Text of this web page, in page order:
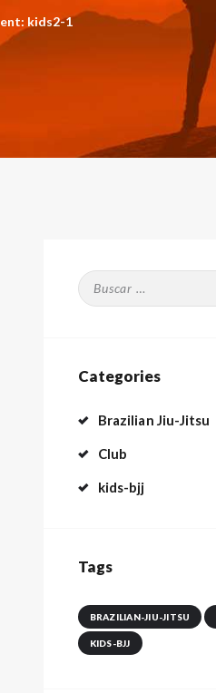
kids2-1
Buscar:
Categories
Brazilian Jiu-Jitsu
Club
kids-bjj
Tags
BRAZILIAN-JIU-JITSU
KIDS-BJJ